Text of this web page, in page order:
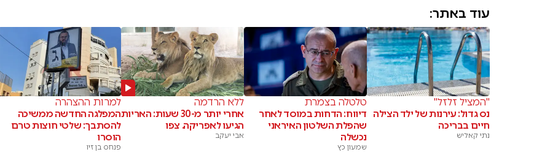
עוד באתר:
"המציל זלזל"
נס גדול: עירנות של ילד הצילה
חיים בבריכה
נתי קאליש
טלטלה בצמרת
דיווח: הדחות במוסד לאחר
שהפלת השלטון האיראני
נכשלה
שמעון כץ
ללא הרדמה
אחרי יותר מ-30 שעות: האריות
הגיעו לאפריקה. צפו
אבי יעקב
למרות ההצהרה
המפלגה החדשה ממשיכה
להסתבך: שלטי חוצות טרם
הוסרו
פנחס בן זיו